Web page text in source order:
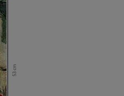
53 cm